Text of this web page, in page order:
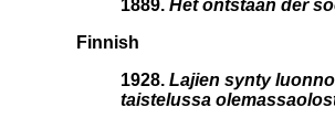
1889. Het ontstaan der
Finnish
1928.Lajien synty
taistelussa